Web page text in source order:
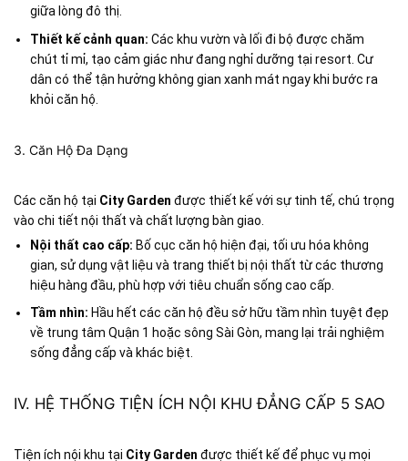
giữa lòng đô thị.
Thiết kế cảnh quan: Các khu vườn và lối đi bộ được chăm
chút tỉ mỉ, tạo cảm giác như đang nghỉ dưỡng tại resort. Cư
dân có thể tận hưởng không gian xanh mát ngay khi bước ra
khỏi căn hộ.
3. Căn Hộ Đa Dạng
Các căn hộ tại City Garden được thiết kế với sự tinh tế, chú trọng
vào chi tiết nội thất và chất lượng bàn giao.
Nội thất cao cấp: Bố cục căn hộ hiện đại, tối ưu hóa không
gian, sử dụng vật liệu và trang thiết bị nội thất từ các thương
hiệu hàng đầu, phù hợp với tiêu chuẩn sống cao cấp.
Tầm nhìn: Hầu hết các căn hộ đều sở hữu tầm nhìn tuyệt đẹp
về trung tâm Quận 1 hoặc sông Sài Gòn, mang lại trải nghiệm
sống đẳng cấp và khác biệt.
IV. HỆ THỐNG TIỆN ÍCH NỘI KHU ĐẲNG CẤP 5 SAO
Tiện ích nội khu tại City Garden được thiết kế để phục vụ mọi